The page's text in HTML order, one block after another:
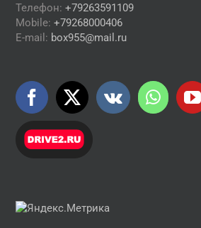
Телефон:+79263591109
Mobile:+79268000406
E-mail: box955@mail.ru